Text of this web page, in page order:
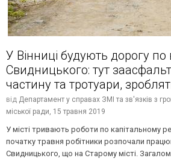
У Вінниці будують дорогу по
Свидницького: тут
частину та тротуари,
від Департамент у справах ЗМІ та зв'язків з
міської ради, 15 травня 2019
У місті тривають роботи по капітальному
початку травня робітники розпочали
Свидницького, що на Старому місті. Загалом